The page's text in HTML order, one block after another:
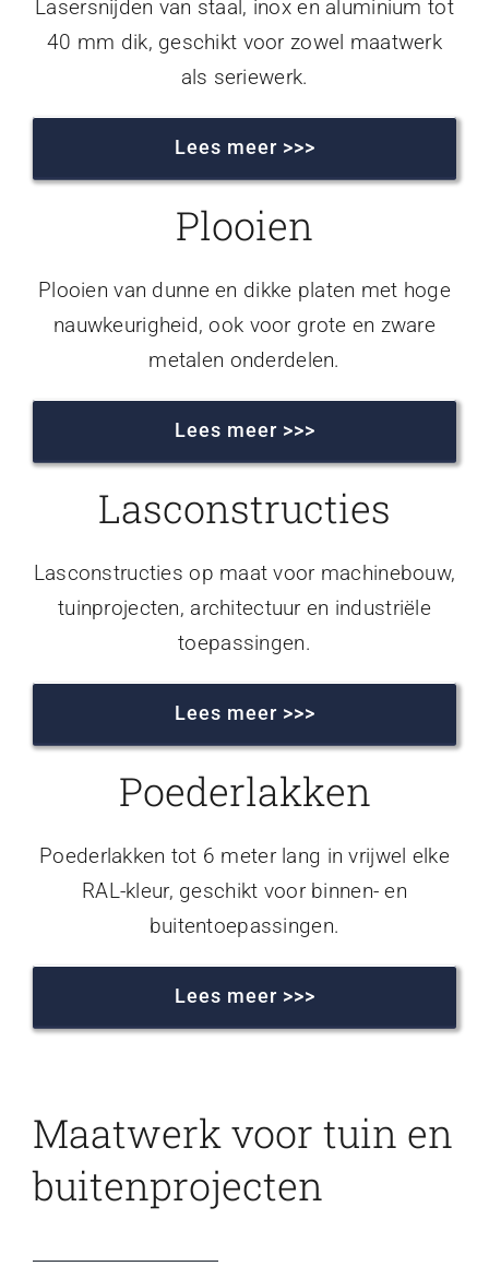
Lasersnijden van staal, inox en aluminium tot
40 mm dik, geschikt voor zowel maatwerk
als seriewerk.
Lees meer >>>
Plooien
Plooien van dunne en dikke platen met hoge
nauwkeurigheid, ook voor grote en zware
metalen onderdelen.
Lees meer >>>
Lasconstructies
Lasconstructies op maat voor machinebouw,
tuinprojecten, architectuur en industriële
toepassingen.
Lees meer >>>
Poederlakken
Poederlakken tot 6 meter lang in vrijwel elke
RAL-kleur, geschikt voor binnen- en
buitentoepassingen.
Lees meer >>>
Maatwerk voor tuin en
buitenprojecten